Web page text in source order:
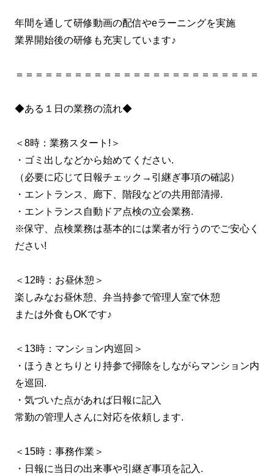
年間を通して研修動画の配信やeラーニングを実施
業界開始後の研修も充実しています♪
＝＝＝＝＝＝＝＝＝＝＝＝＝＝＝＝＝＝＝＝＝＝＝＝＝
◆ある１日の業務の流れ◆
＜8時：業務スタート!＞
・ゴミ出しなどから始めてください.
（必要に応じて日報チェック→引継ぎ事項の確認）
・エントランス、廊下、階段などの共用部清掃.
・エントランス自動ドア点検の立会業務.
※保守、点検業務は基本的には業者が行うのでご安心く
ださい!
＜12時：お昼休憩＞
楽しみなお昼休憩、弁当持参で管理人室で休憩
または外食もOKです♪
＜13時：マンション内巡回＞
・ほうきとちりとり持参で掃除をしながらマンション内
を巡回.
・気づいた点があれば日報に記入
常勤の管理人さんに対応を依頼します.
＜15時：事務作業＞
・日報に当日の出来事や引継ぎ事項を記入.